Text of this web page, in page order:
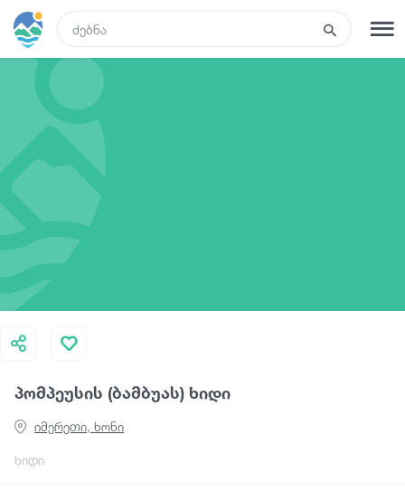
რეგისტრაცია
რა ვნახოთ
ტურები
მარშრუტები
სასტუმროები
კვება და ღვინო
პომპეუსის (ბამბუას) ხიდი
ხიდი
იმერეთი, ხონი